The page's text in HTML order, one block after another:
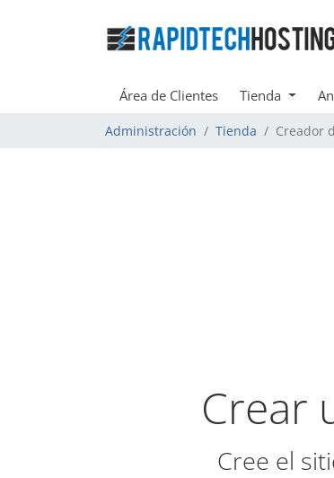
Área de Clientes Tienda
Administración Tienda Creador
Crear
Cree el